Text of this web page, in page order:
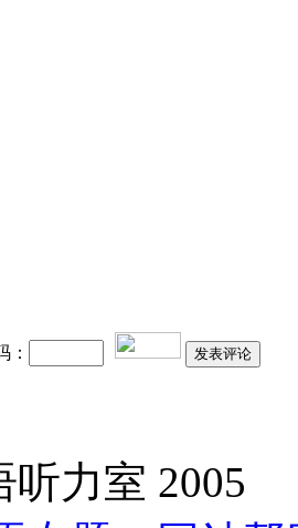
： 发表评论
听力室